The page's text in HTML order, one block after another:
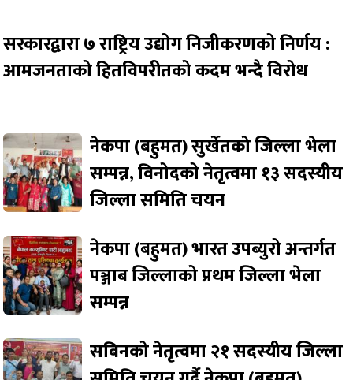
सरकारद्वारा ७ राष्ट्रिय उद्योग निजीकरणको निर्णय :
आमजनताको हितविपरीतको कदम भन्दै विरोध
नेकपा (बहुमत) सुर्खेतको जिल्ला भेला
सम्पन्न, विनोदको नेतृत्वमा १३ सदस्यीय
जिल्ला समिति चयन
नेकपा (बहुमत) भारत उपब्युरो अन्तर्गत
पञ्जाब जिल्लाको प्रथम जिल्ला भेला
सम्पन्न
सबिनको नेतृत्वमा २१ सदस्यीय जिल्ला